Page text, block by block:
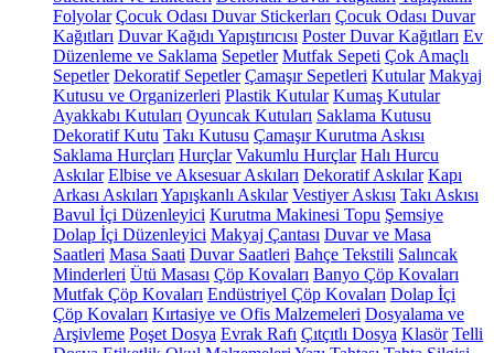
Folyolar Çocuk Odası Duvar Stickerları Çocuk Odası Duvar
Kağıtları Duvar Kağıdı Yapıştırıcısı Poster Duvar Kağıtları Ev
Düzenleme ve Saklama Sepetler Mutfak Sepeti Çok Amaçlı
Sepetler Dekoratif Sepetler Çamaşır Sepetleri Kutular Makyaj
Kutusu ve Organizerleri Plastik Kutular Kumaş Kutular
Ayakkabı Kutuları Oyuncak Kutuları Saklama Kutusu
Dekoratif Kutu Takı Kutusu Çamaşır Kurutma Askısı
Saklama Hurçları Hurçlar Vakumlu Hurçlar Halı Hurcu
Askılar Elbise ve Aksesuar Askıları Dekoratif Askılar Kapı
Arkası Askıları Yapışkanlı Askılar Vestiyer Askısı Takı Askısı
Bavul İçi Düzenleyici Kurutma Makinesi Topu Şemsiye
Dolap İçi Düzenleyici Makyaj Çantası Duvar ve Masa
Saatleri Masa Saati Duvar Saatleri Bahçe Tekstili Salıncak
Minderleri Ütü Masası Çöp Kovaları Banyo Çöp Kovaları
Mutfak Çöp Kovaları Endüstriyel Çöp Kovaları Dolap İçi
Çöp Kovaları Kırtasiye ve Ofis Malzemeleri Dosyalama ve
Arşivleme Poşet Dosya Evrak Rafı Çıtçıtlı Dosya Klasör Telli